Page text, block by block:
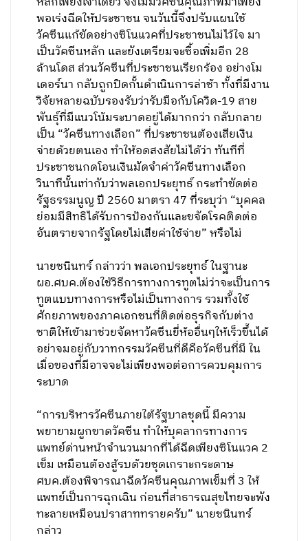
พอเร่งฉีดให้ประชาชน จนวันนี้จึงปรับแผนใช้
วัคซีนแก้ขัดอย่างซิโนแวคที่ประชาชนไม่ไว้ใจ มา
เป็นวัคซีนหลัก และยังเตรียมจะซื้อเพิ่มอีก 28
ล้านโดส ส่วนวัคซีนที่ประชาชนเรียกร้อง อย่างโม
เดอร์นา กลับถูกปิดกั้นดำเนินการล่าช้า ทั้งที่มีงาน
วิจัยหลายฉบับรองรับว่ารับมือกับโควิด-19 สาย
พันธุ์ที่มีแนวโน้มระบาดอยู่ได้มากกว่า กลับกลาย
เป็น “วัคซีนทางเลือก” ที่ประชาชนต้องเสียเงิน
จ่ายด้วยตนเอง ทำให้อดสงสัยไม่ได้ว่า ทันทีที่
ประชาชนกดโอนเงินมัดจำค่าวัคซีนทางเลือก
วินาทีนั้นเท่ากับว่าพลเอกประยุทธ์ กระทำขัดต่อ
รัฐธรรมนูญ ปี 2560 มาตรา 47 ที่ระบุว่า “บุคคล
ย่อมมีสิทธิได้รับการป้องกันและขจัดโรคติดต่อ
อันตรายจากรัฐโดยไม่เสียค่าใช้จ่าย” หรือไม่
นายชนินทร์ กล่าวว่า พลเอกประยุทธ์ ในฐานะ
ผอ.ศบค.ต้องใช้วิธีการทางการทูตไม่ว่าจะเป็นการ
ทูตแบบทางการหรือไม่เป็นทางการ รวมทั้งใช้
ศักยภาพของภาคเอกชนที่ติดต่อธุรกิจกับต่าง
ชาติให้เข้ามาช่วยจัดหาวัคซีนยี่ห้ออื่นๆให้เร็วขึ้นได้
อย่าจมอยู่กับวาทกรรมวัคซีนที่ดีคือวัคซีนที่มี ใน
เมื่อของที่มีอาจจะไม่เพียงพอต่อการควบคุมการ
ระบาด
“การบริหารวัคซีนภายใต้รัฐบาลชุดนี้ มีความ
พยายามผูกขาดวัคซีน ทำให้บุคลากรทางการ
แพทย์ด่านหน้าจำนวนมากที่ได้ฉีดเพียงซิโนแวค 2
เข็ม เหมือนต้องสู้รบด้วยชุดเกราะกระดาษ
ศบค.ต้องพิจารณาฉีดวัคซีนคุณภาพเข็มที่ 3 ให้
แพทย์เป็นการฉุกเฉิน ก่อนที่สาธารณสุขไทยจะพัง
ทะลายเหมือนปราสาททรายครับ” นายชนินทร์
กล่าว